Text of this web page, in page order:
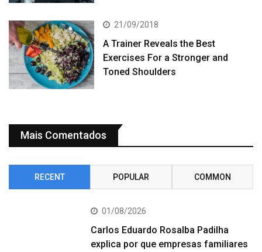
21/09/2018
A Trainer Reveals the Best
Exercises For a Stronger and
Toned Shoulders
Mais Comentados
RECENT POPULAR COMMON
01/08/2026
Carlos Eduardo Rosalba Padilha
explica por que empresas familiares